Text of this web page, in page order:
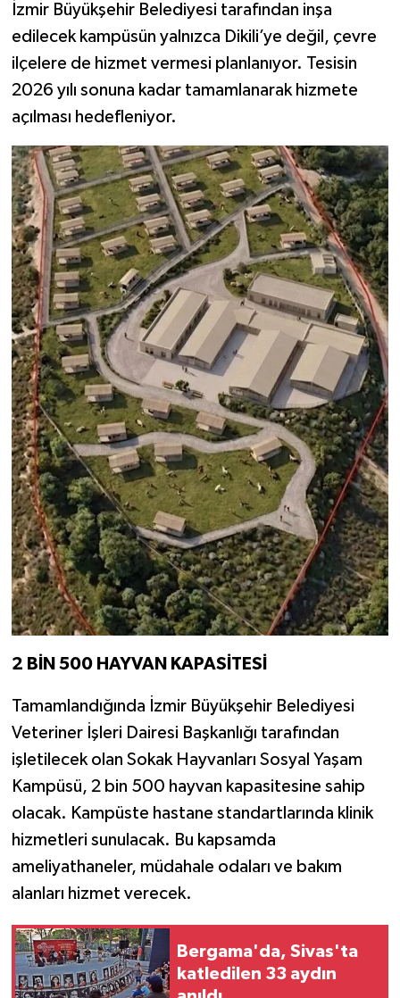
İzmir Büyükşehir Belediyesi tarafından inşa
edilecek kampüsün yalnızca Dikili’ye değil, çevre
ilçelere de hizmet vermesi planlanıyor. Tesisin
2026 yılı sonuna kadar tamamlanarak hizmete
açılması hedefleniyor.
2 BİN 500 HAYVAN KAPASİTESİ
Tamamlandığında İzmir Büyükşehir Belediyesi
Veteriner İşleri Dairesi Başkanlığı tarafından
işletilecek olan Sokak Hayvanları Sosyal Yaşam
Kampüsü, 2 bin 500 hayvan kapasitesine sahip
olacak. Kampüste hastane standartlarında klinik
hizmetleri sunulacak. Bu kapsamda
ameliyathaneler, müdahale odaları ve bakım
alanları hizmet verecek.
Bergama'da, Sivas'ta
katledilen 33 aydın